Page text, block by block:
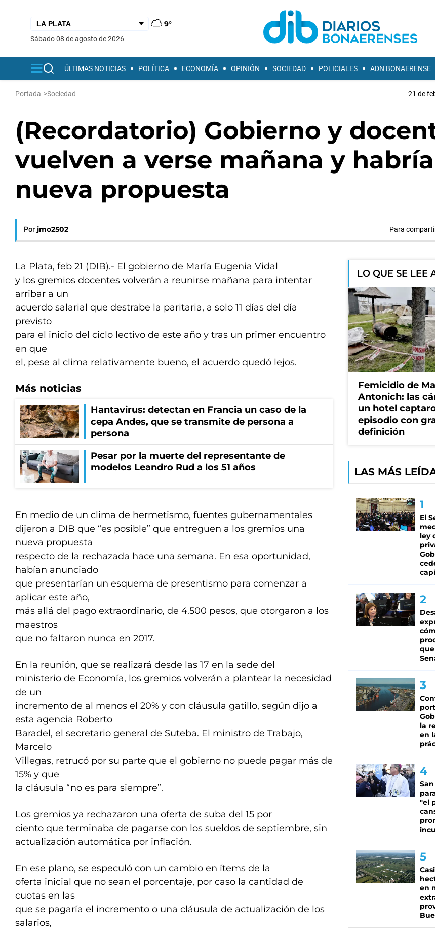
9°
sábado 08 de agosto de 2026
ÚLTIMAS NOTICIAS POLÍTICA ECONOMÍA OPINIÓN SOCIEDAD POLICIALES ADN BONAERENSE
Portada >Sociedad 21 de
(Recordatorio) Gobierno y
vuelven a verse mañana y habría
nueva propuesta
Por jmo2502 Para
La Plata, feb 21 (DIB).- El gobierno de María Eugenia Vidal
y los gremios docentes volverán a reunirse mañana para intentar
arribar a un
acuerdo salarial que destrabe la paritaria, a solo 11 días del día
previsto
para el inicio del ciclo lectivo de este año y tras un primer encuentro
en que
el, pese al clima relativamente bueno, el acuerdo quedó lejos.
Más noticias
Hantavirus: detectan en Francia un caso de la
cepa Andes, que se transmite de persona a
persona
Pesar por la muerte del representante de
modelos Leandro Rud a los 51 años
En medio de un clima de hermetismo, fuentes gubernamentales
dijeron a DIB que “es posible” que entreguen a los gremios una
nueva propuesta
respecto de la rechazada hace una semana. En esa oportunidad,
habían anunciado
que presentarían un esquema de presentismo para comenzar a
aplicar este año,
más allá del pago extraordinario, de 4.500 pesos, que otorgaron a los
maestros
que no faltaron nunca en 2017.
En la reunión, que se realizará desde las 17 en la sede del
ministerio de Economía, los gremios volverán a plantear la necesidad
de un
incremento de al menos el 20% y con cláusula gatillo, según dijo a
esta agencia Roberto
Baradel, el secretario general de Suteba. El ministro de Trabajo,
Marcelo
Villegas, retrucó por su parte que el gobierno no puede pagar más de
15% y que
la cláusula “no es para siempre”.
Los gremios ya rechazaron una oferta de suba del 15 por
ciento que terminaba de pagarse con los sueldos de septiembre, sin
actualización automática por inflación.
En ese plano, se especuló con un cambio en ítems de la
oferta inicial que no sean el porcentaje, por caso la cantidad de
cuotas en las
que se pagaría el incremento o una cláusula de actualización de los
salarios,
LO QUE SE LEE
Femicidio de
Antonich: las
un hotel
episodio con
definición
LAS MÁS
El
ley
la
en
"el
en